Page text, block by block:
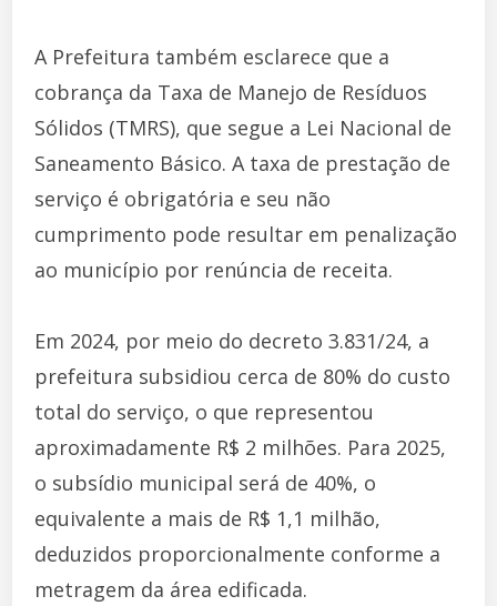
A Prefeitura também esclarece que a
cobrança da Taxa de Manejo de Resíduos
Sólidos (TMRS), que segue a Lei Nacional de
Saneamento Básico. A taxa de prestação de
serviço é obrigatória e seu não
cumprimento pode resultar em penalização
ao município por renúncia de receita.
Em 2024, por meio do decreto 3.831/24, a
prefeitura subsidiou cerca de 80% do custo
total do serviço, o que representou
aproximadamente R$ 2 milhões. Para 2025,
o subsídio municipal será de 40%, o
equivalente a mais de R$ 1,1 milhão,
deduzidos proporcionalmente conforme a
metragem da área edificada.